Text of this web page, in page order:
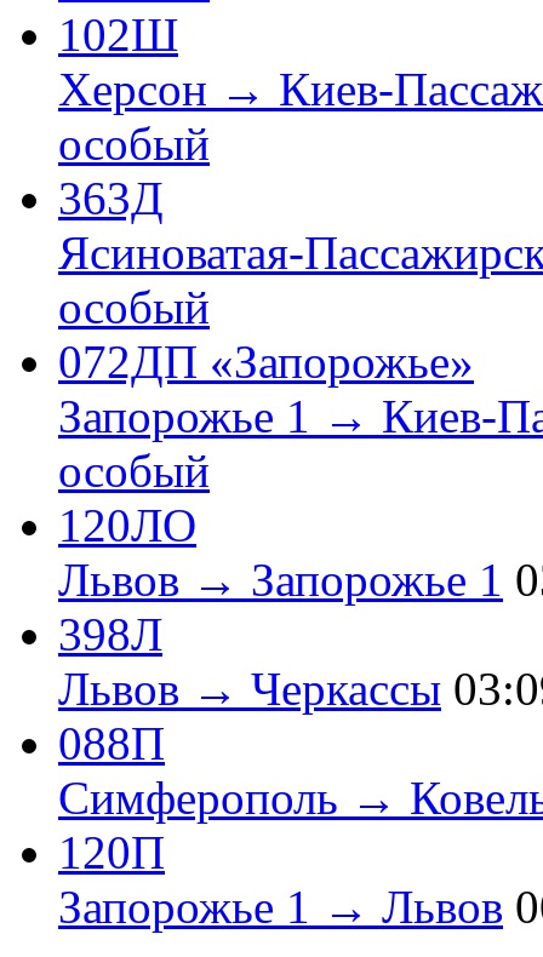
102Ш
Херсон → Киев-
особый
363Д
Ясиноватая-
особый
072ДП «Запорожье»
Запорожье 1 → Киев-
особый
120ЛО
Львов → Запорожье 1
398Л
Львов → Черкассы
088П
Симферополь →
120П
Запорожье 1 → Львов